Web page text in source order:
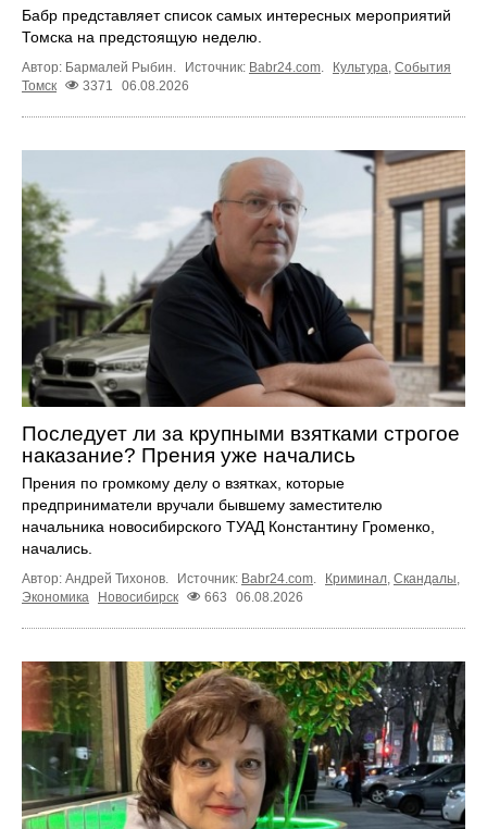
Бабр представляет список самых интересных мероприятий
Томска на предстоящую неделю.
Автор: Бармалей Рыбин. Источник: Babr24.com Культура События
Томск
3371 06.08.2026
Последует ли за крупными взятками строгое
наказание? Прения уже начались
Прения по громкому делу о взятках, которые
предприниматели вручали бывшему заместителю
начальника новосибирского ТУАД Константину Громенко,
начались.
Автор: Андрей Тихонов. Источник: Babr24.com. Криминал, Скандалы,
Экономика
Новосибирск 663 06.08.2026